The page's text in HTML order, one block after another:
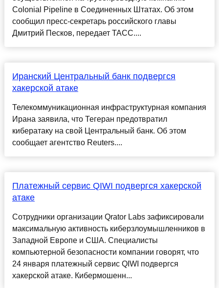
Colonial Pipeline в Соединенных Штатах. Об этом
сообщил пресс-секретарь российского главы
Дмитрий Песков, передает ТАСС....
Иранский Центральный банк подвергся
хакерской атаке
Телекоммуникационная инфраструктурная компания
Ирана заявила, что Тегеран предотвратил
кибератаку на свой Центральный банк. Об этом
сообщает агентство Reuters....
Платежный сервис QIWI подвергся хакерской
атаке
Сотрудники организации Qrator Labs зафиксировали
максимальную активность киберзлоумышленников в
Западной Европе и США. Специалисты
компьютерной безопасности компании говорят, что
24 января платежный сервис QIWI подвергся
хакерской атаке. Кибермошенн...